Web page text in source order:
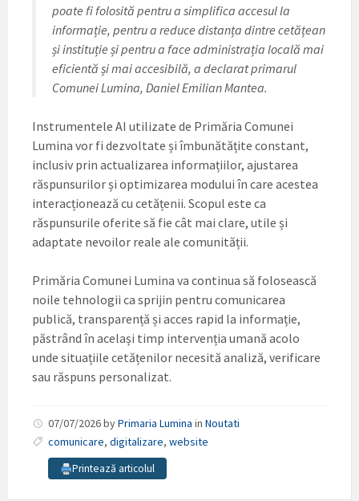
poate fi folosită pentru a simplifica accesul la
informație, pentru a reduce distanța dintre cetățean
și instituție și pentru a face administrația locală mai
eficientă și mai accesibilă, a declarat primarul
Comunei Lumina, Daniel Emilian Mantea.
Instrumentele AI utilizate de Primăria Comunei
Lumina vor fi dezvoltate și îmbunătățite constant,
inclusiv prin actualizarea informațiilor, ajustarea
răspunsurilor și optimizarea modului în care acestea
interacționează cu cetățenii. Scopul este ca
răspunsurile oferite să fie cât mai clare, utile și
adaptate nevoilor reale ale comunității.
Primăria Comunei Lumina va continua să folosească
noile tehnologii ca sprijin pentru comunicarea
publică, transparență și acces rapid la informație,
păstrând în același timp intervenția umană acolo
unde situațiile cetățenilor necesită analiză, verificare
sau răspuns personalizat.
07/07/2026byPrimaria Lumina in Noutati
comunicare, digitalizare, website
Printează articolul